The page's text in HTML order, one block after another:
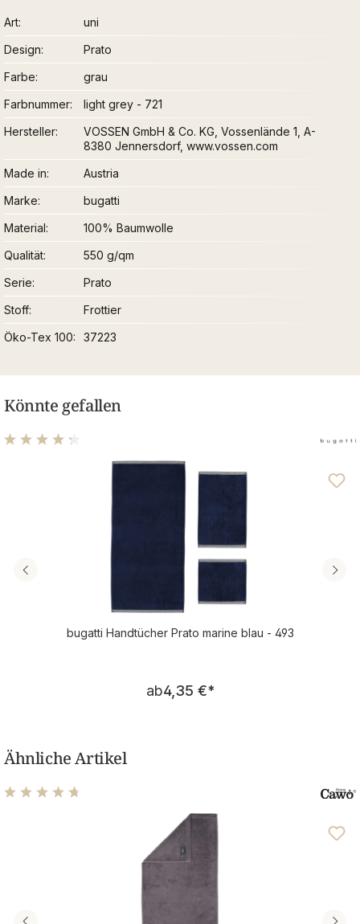
Art
uni
Design
Prato
Farbe
grau
Farbnummer
light grey - 721
Hersteller
VOSSEN GmbH & Co. KG, Vossenlände 1, A-
8380 Jennersdorf, www.vossen.com
Made in
Austria
Marke
bugatti
Material
100% Baumwolle
Qualität
550 g/qm
Serie
Prato
Stoff
Frottier
Öko-Tex 100
37223
Könnte gefallen
Durchschnittliche Bewertung von 4.31 von 5 Sternen
bugatti Handtücher Prato marine blau - 493
Regulärer Preis:
ab4,35 €*
Ähnliche Artikel
Durchschnittliche Bewertung von 4.76 von 5 Sternen